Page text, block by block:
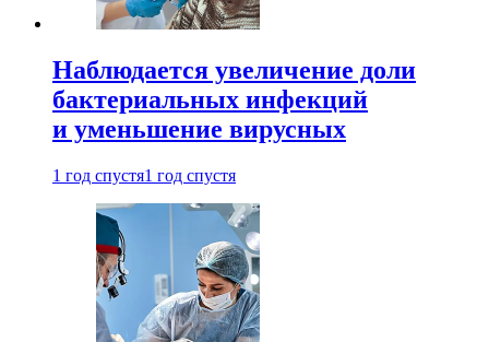
Наблюдается увеличение доли
бактериальных инфекций
и уменьшение вирусных
1 год спустя1 год спустя